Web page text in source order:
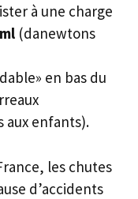
à une charge
(danewtons
en bas du
aux enfants).
les chutes
d’accidents